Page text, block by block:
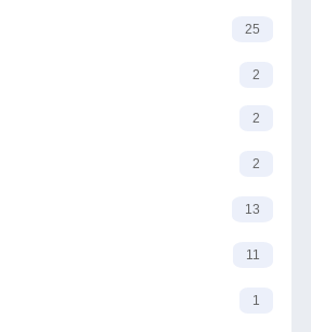
25
2
2
2
13
11
1